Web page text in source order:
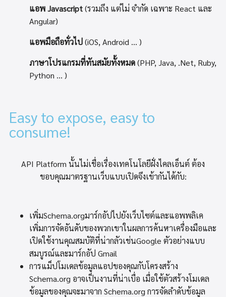
แอพ Javascript(รวมถึง แต่ไม่ จำกัด เฉพาะ React และ
Angular)
แอพมือถือทั่วไป(iOS, Android … )
ภาษาโปรแกรมที่ทันสมัยทั้งหมด(PHP, Java, .Net, Ruby,
Python … )
Easy to expose, easy to
consume!
API Platform นั้นไม่เชื่อเรื่องเทคโนโลยีฝั่งไคลเอ็นต์ ต้อง
ขอบคุณมาตรฐานเว็บแบบเปิดจึงเข้ากันได้กับ:
เพิ่มSchema.orgมาร์กอัปไปยังเว็บไซต์และแอพพลิเค
เพิ่มการจัดอันดับของพวกเขาในผลการค้นหาเครื่องมือและ
เปิดใช้งานคุณสมบัติที่น่ากลัวเช่นGoogle ตัวอย่างแบบ
สมบูรณ์และมาร์กอัป Gmail
การแม็ปโมเดลข้อมูลแอปของคุณกับโครงสร้าง
Schema.org อาจเป็นงานที่น่าเบื่อ เมื่อใช้ตัวสร้างโมเดล
ข้อมูลของคุณจะมาจาก Schema.org การจัดลำดับข้อมูล